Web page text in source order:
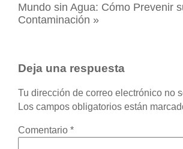
Mundo sin Agua: Cómo Prevenir
Contaminación »
Deja una respuesta
Tu dirección de correo electrónico no
Los campos obligatorios están
Comentario *